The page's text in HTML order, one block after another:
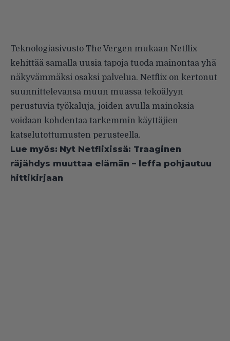
Teknologiasivusto The Vergen mukaan Netflix
kehittää samalla uusia tapoja tuoda mainontaa yhä
näkyvämmäksi osaksi palvelua. Netflix on kertonut
suunnittelevansa muun muassa tekoälyyn
perustuvia työkaluja, joiden avulla mainoksia
voidaan kohdentaa tarkemmin käyttäjien
katselutottumusten perusteella.
Lue myös: Nyt Netflixissä: Traaginen
räjähdys muuttaa elämän – leffa pohjautuu
hittikirjaan